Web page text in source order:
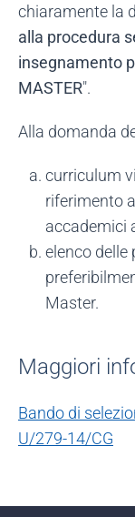
chiaramente la
alla procedura
insegnamento
MASTER".
Alla domanda
curriculum
riferimento
accademici
elenco
Master.
Maggiori
Bando di
U/279-14/CG